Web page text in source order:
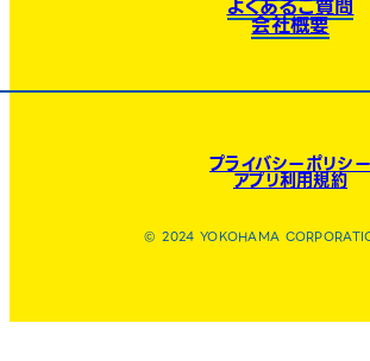
会社概要
プライバシーポリシー
アプリ利用規約
© 2024 YOKOHAMA